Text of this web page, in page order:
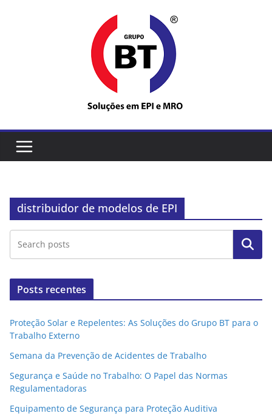
distribuidor de modelos de EPI
Pesquisar
Posts recentes
Proteção Solar e Repelentes: As Soluções do Grupo BT para o
Trabalho Externo
Semana da Prevenção de Acidentes de Trabalho
Segurança e Saúde no Trabalho: O Papel das Normas
Regulamentadoras
Equipamento de Segurança para Proteção Auditiva